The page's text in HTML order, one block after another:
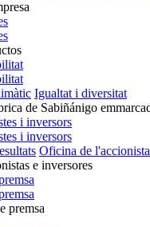
Igualtat i diversitat
i inversors
i inversors
Oficina de l'accionista